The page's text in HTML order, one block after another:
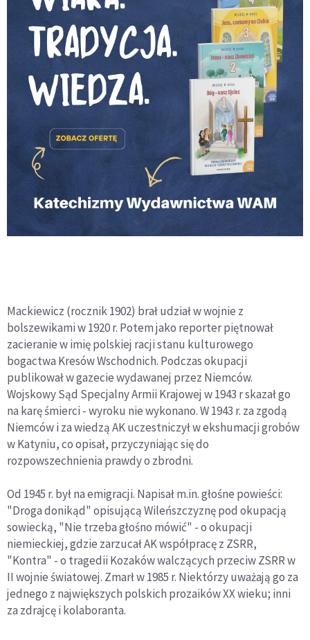
Mackiewicz (rocznik 1902) brał udział w wojnie z
bolszewikami w 1920 r. Potem jako reporter piętnował
zacieranie w imię polskiej racji stanu kulturowego
bogactwa Kresów Wschodnich. Podczas okupacji
publikował w gazecie wydawanej przez Niemców.
Wojskowy Sąd Specjalny Armii Krajowej w 1943 r skazał go
na karę śmierci - wyroku nie wykonano. W 1943 r. za zgodą
Niemców i za wiedzą AK uczestniczył w ekshumacji grobów
w Katyniu, co opisał, przyczyniając się do
rozpowszechnienia prawdy o zbrodni.
Od 1945 r. był na emigracji. Napisał m.in. głośne powieści:
"Droga donikąd" opisującą Wileńszczyznę pod okupacją
sowiecką, "Nie trzeba głośno mówić" - o okupacji
niemieckiej, gdzie zarzucał AK współpracę z ZSRR,
"Kontra" - o tragedii Kozaków walczących przeciw ZSRR w
II wojnie światowej. Zmarł w 1985 r. Niektórzy uważają go za
jednego z największych polskich prozaików XX wieku; inni
za zdrajcę i kolaboranta.